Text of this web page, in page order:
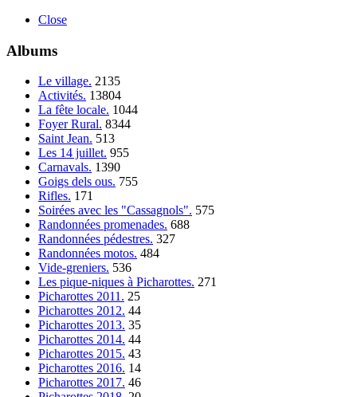
Close
Albums
Le village. 2135
Activités. 13804
La fête locale. 1044
Foyer Rural. 8344
Saint Jean. 513
Les 14 juillet. 955
Carnavals. 1390
Goigs dels ous. 755
Rifles. 171
Soirées avec les "Cassagnols". 575
Randonnées promenades. 688
Randonnées pédestres. 327
Randonnées motos. 484
Vide-greniers. 536
Les pique-niques à Picharottes. 271
Picharottes 2011. 25
Picharottes 2012. 44
Picharottes 2013. 35
Picharottes 2014. 44
Picharottes 2015. 43
Picharottes 2016. 14
Picharottes 2017. 46